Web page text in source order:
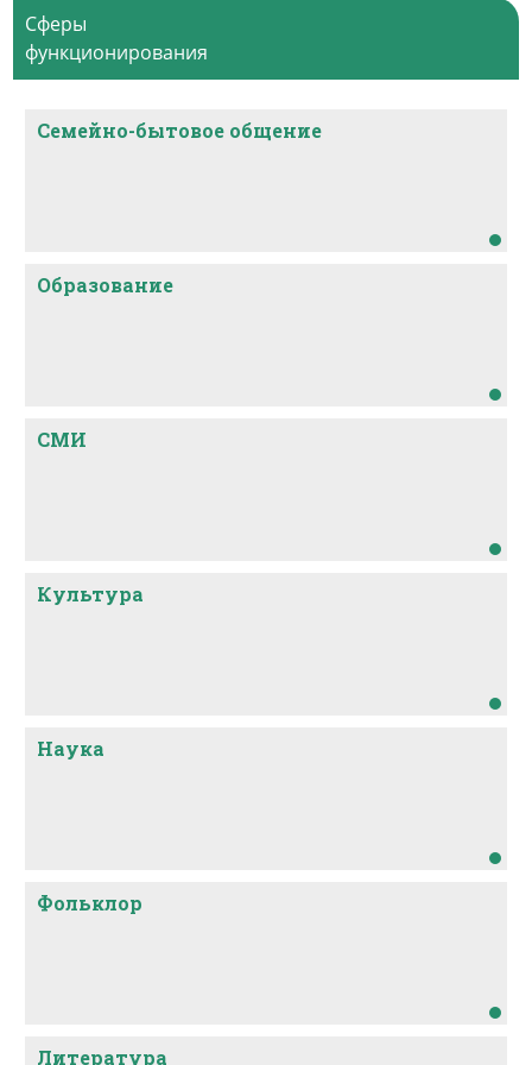
Сферы
функционирования
Семейно-бытовое общение
Образование
СМИ
Культура
Наука
Фольклор
Литература